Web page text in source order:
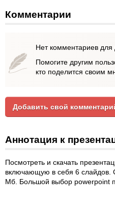
Комментарии
Нет комментариев для
Помогите другим
кто поделится своим
Добавить свой
Аннотация к
Посмотреть и скачать
включающую в себя 6 слайдов.
Мб. Большой выбор powerpoint